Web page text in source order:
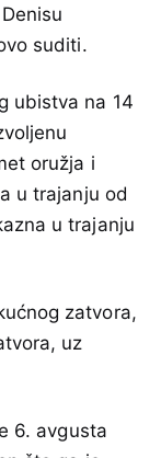
suditi.
ubistva na 14
oružja i
u trajanju od
u trajanju
zatvora,
uz
6. avgusta